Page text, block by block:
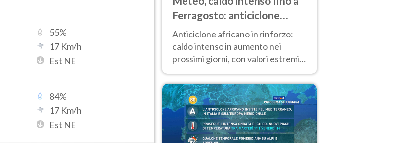
55%
17 Km/h
Est NE
84%
17 Km/h
Est NE
Ferragosto: anticiclone
africano ancora
protagonista
Anticiclone africano in rinforzo:
caldo intenso in aumento nei
prossimi giorni, con valori estremi
d’Italia